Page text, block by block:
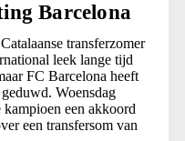
Barcelona
transferzomer
leek lange tijd
FC Barcelona heeft
Woensdag
kampioen een akkoord
een transfersom van